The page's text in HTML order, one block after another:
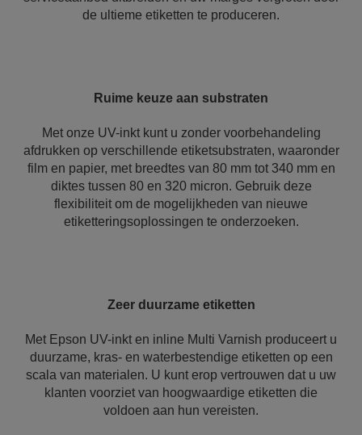
de ultieme etiketten te produceren.
Ruime keuze aan substraten
Met onze UV-inkt kunt u zonder voorbehandeling
afdrukken op verschillende etiketsubstraten, waaronder
film en papier, met breedtes van 80 mm tot 340 mm en
diktes tussen 80 en 320 micron. Gebruik deze
flexibiliteit om de mogelijkheden van nieuwe
etiketteringsoplossingen te onderzoeken.
Zeer duurzame etiketten
Met Epson UV-inkt en inline Multi Varnish produceert u
duurzame, kras- en waterbestendige etiketten op een
scala van materialen. U kunt erop vertrouwen dat u uw
klanten voorziet van hoogwaardige etiketten die
voldoen aan hun vereisten.